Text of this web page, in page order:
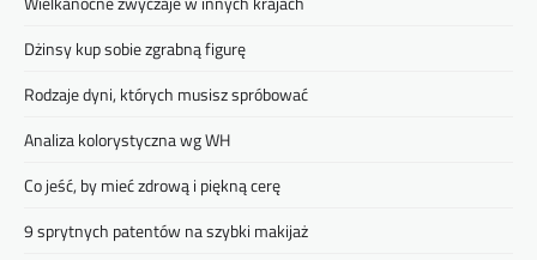
Dżinsy kup sobie zgrabną figurę
Rodzaje dyni, których musisz spróbować
Analiza kolorystyczna wg WH
Co jeść, by mieć zdrową i piękną cerę
9 sprytnych patentów na szybki makijaż